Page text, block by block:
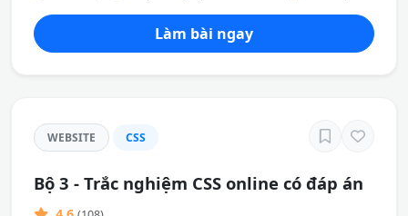
Làm bài ngay
WEBSITE CSS
Bộ 3 - Trắc nghiệm CSS online có đáp án